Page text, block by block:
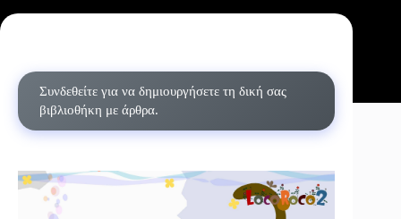
Συνδεθείτε για να δημιουργήσετε τη δική σας
βιβλιοθήκη με άρθρα.